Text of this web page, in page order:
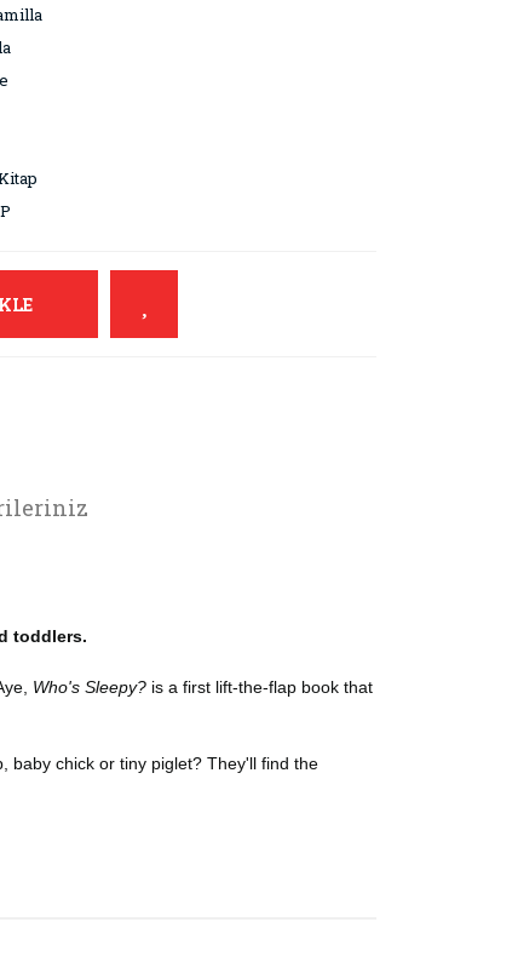
toddlers.
Who's Sleepy? is a first lift-the-flap book that
baby chick or tiny piglet? They'll find the